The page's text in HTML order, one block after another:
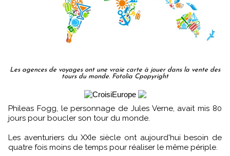
Les agences de voyages ont une vraie carte à jouer dans la vente des
tours du monde. Fotolia Cpopyright
Phileas Fogg, le personnage de Jules Verne, avait mis 80
jours pour boucler son tour du monde.
Les aventuriers du XXIe siècle ont aujourd'hui besoin de
quatre fois moins de temps pour réaliser le même périple.